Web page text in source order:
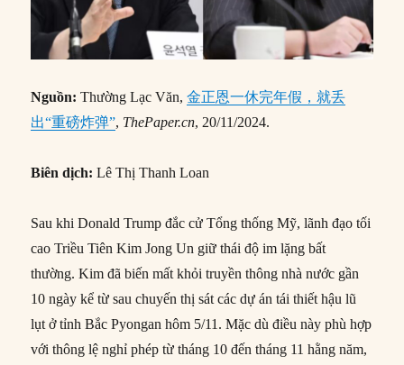
Nguồn: Thường Lạc Văn,金正恩一休完年假，就丢
出“重磅炸弹”, ThePaper.cn, 20/11/2024.
Biên dịch: Lê Thị Thanh Loan
Sau khi Donald Trump đắc cử Tổng thống Mỹ, lãnh đạo tối
cao Triều Tiên Kim Jong Un giữ thái độ im lặng bất
thường. Kim đã biến mất khỏi truyền thông nhà nước gần
10 ngày kể từ sau chuyến thị sát các dự án tái thiết hậu lũ
lụt ở tỉnh Bắc Pyongan hôm 5/11. Mặc dù điều này phù hợp
với thông lệ nghỉ phép từ tháng 10 đến tháng 11 hằng năm,